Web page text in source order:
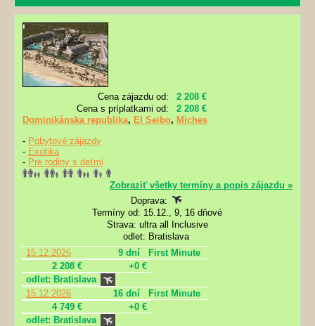
Cena zájazdu od:
2 208 €
Cena s príplatkami od:
2 208 €
Dominikánska republika, El Seibo, Miches
- Pobytové zájazdy
- Exotika
- Pre rodiny s deťmi
Zobraziť všetky termíny a popis zájazdu »
Doprava:
Termíny od: 15.12., 9, 16 dňové
Strava: ultra all Inclusive
odlet: Bratislava
15.12.2026
9 dní
First Minute
2 208 €
+0 €
odlet: Bratislava
15.12.2026
16 dní
First Minute
4 749 €
+0 €
odlet: Bratislava